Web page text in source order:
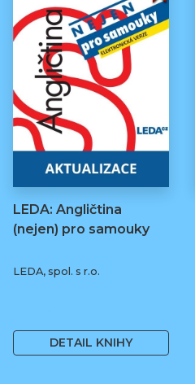
LEDA: Angličtina
(nejen) pro samouky
LEDA, spol. s r.o.
DETAIL KNIHY